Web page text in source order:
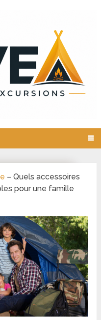
–Quels accessoires
pour une famille